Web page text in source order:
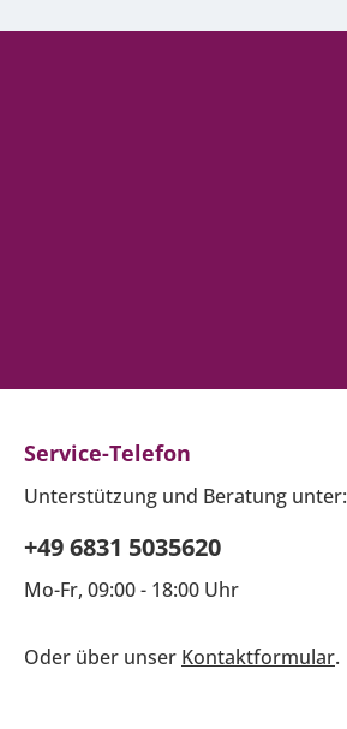
Service-Telefon
Unterstützung und Beratung unter:
+49 6831 5035620
Mo-Fr, 09:00 - 18:00 Uhr
Oder über unser Kontaktformular.